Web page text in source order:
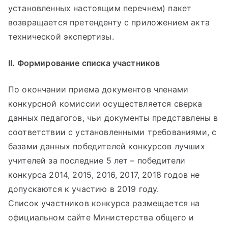
установленных настоящим перечнем) пакет
возвращается претенденту с приложением акта
технической экспертизы.
II. Формирование списка участников
По окончании приема документов членами
конкурсной комиссии осуществляется сверка
данных педагогов, чьи документы представлены в
соответствии с установленными требованиями, с
базами данных победителей конкурсов лучших
учителей за последние 5 лет – победители
конкурса 2014, 2015, 2016, 2017, 2018 годов не
допускаются к участию в 2019 году.
Список участников конкурса размещается на
официальном сайте Министерства общего и